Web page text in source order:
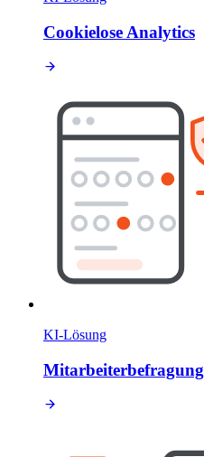
Cookielose Analytics
KI-Lösung
Mitarbeiterbefragung